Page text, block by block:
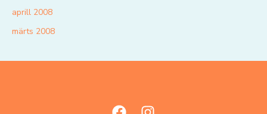
aprill 2008
märts 2008